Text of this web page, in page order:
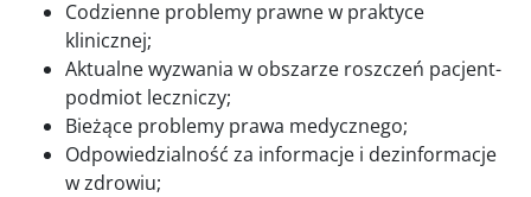
Codzienne problemy prawne w praktyce
klinicznej;
Aktualne wyzwania w obszarze roszczeń pacjent-
podmiot leczniczy;
Bieżące problemy prawa medycznego;
Odpowiedzialność za informacje i dezinformacje
w zdrowiu;